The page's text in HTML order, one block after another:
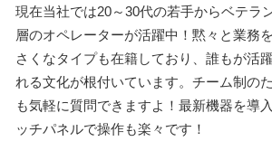
現在当社では20～30代の若手からベテラ
層のオペレーターが活躍中！黙々と業務
さくなタイプも在籍しており、誰もが活
れる文化が根付いています。チーム制の
も気軽に質問できますよ！最新機器を導
ッチパネルで操作も楽々です！